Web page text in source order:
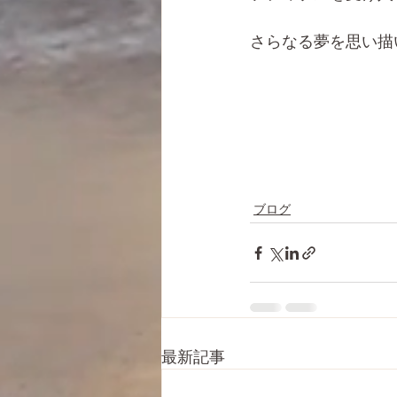
さらなる夢を思い描
ブログ
最新記事